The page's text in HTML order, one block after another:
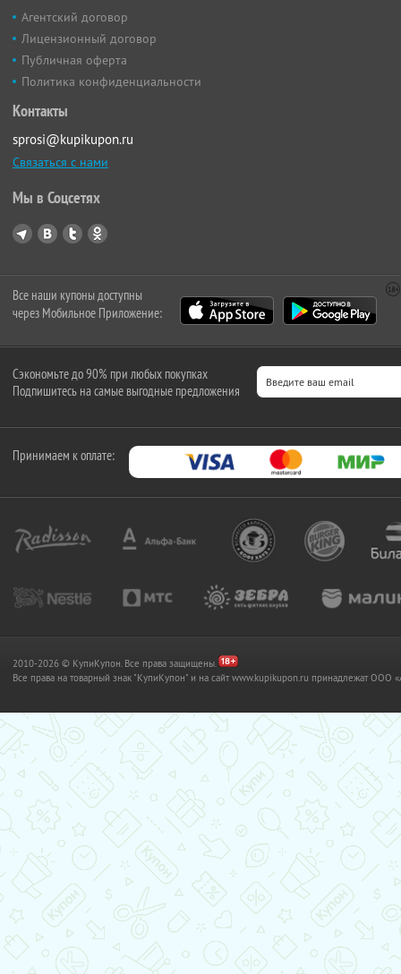
Агентский договор
Лицензионный договор
Публичная оферта
Политика конфиденциальности
Контакты
sprosi@kupikupon.ru
Связаться с нами
Мы в Соцсетях
Все наши купоны доступны
через Мобильное Приложение:
Сэкономьте до 90% при любых покупках
Подпишитесь на самые выгодные предложения
Принимаем к оплате:
2010-2026 © КупиКупон. Все права защищены.
Все права на товарный знак "КупиКупон" и на сайт www.kupikupon.ru принадлежат